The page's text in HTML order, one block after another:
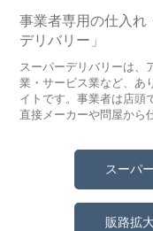
事業者専用の仕入れ
デリバリー」
スーパーデリバリーは、
業・サービス業など、あ
イトです。事業者は店頭
直接メーカーや問屋から
スーパ
販路拡